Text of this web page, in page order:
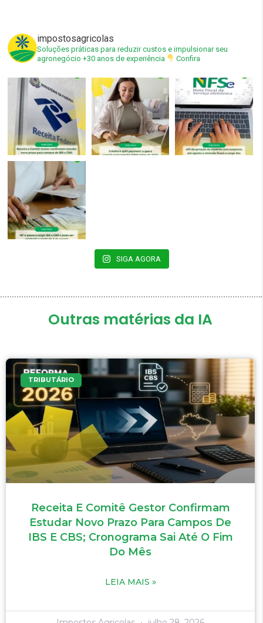
impostosagricolas
Soluções práticas para reduzir custos e impulsionar seu
agronegócio +30 anos de experiência Confira
SIGA AGORA
Outras matérias da IA
TRIBUTÁRIO
Receita E Comitê Gestor Confirmam
Estudar Novo Prazo Para Campos De
IBS E CBS; Cronograma Sai Até O Fim
Do Mês
LEIA MAIS »